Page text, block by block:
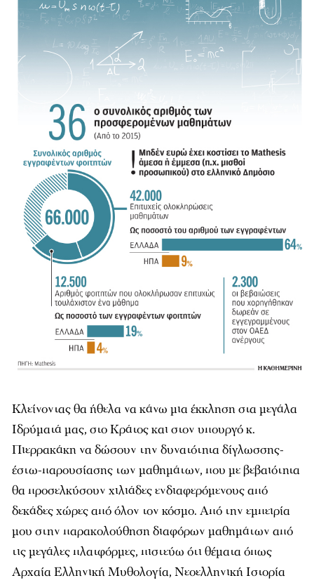
Κλείνοντας θα ήθελα να κάνω μια έκκληση στα μεγάλα
Ιδρύματά μας, στο Κράτος και στον υπουργό κ.
Πιερρακάκη να δώσουν την δυνατότητα δίγλωσσης-
έστω-παρουσίασης των μαθημάτων, που με βεβαιότητα
θα προσελκύσουν χιλιάδες ενδιαφερόμενους από
δεκάδες χώρες από όλον τον κόσμο. Από την εμπειρία
μου στην παρακολούθηση διαφόρων μαθημάτων από
τις μεγάλες πλατφόρμες, πιστεύω ότι θέματα όπως
Αρχαία Ελληνική Μυθολογία, Νεοελληνική Ιστορία